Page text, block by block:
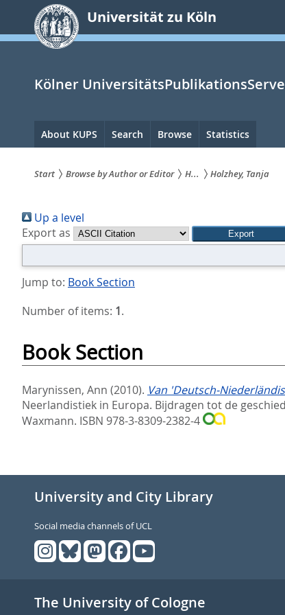
springen
Universität zu Köln
Kölner
Hauptnavigation
About KUPS Search Browse Statistics
sind
hier:
Start Browse by Author or Editor H... Holzhey, Tanja
Up a level
Export as
Jump to: Book Section
Number of items: 1.
Book Section
Marynissen, Ann (2010). Van 'Deutsch-
Neerlandistiek in Europa. Bijdragen tot de
Waxmann. ISBN 978-3-8309-2382-4
University and City Library
Social media channels of UCL
The University of Cologne